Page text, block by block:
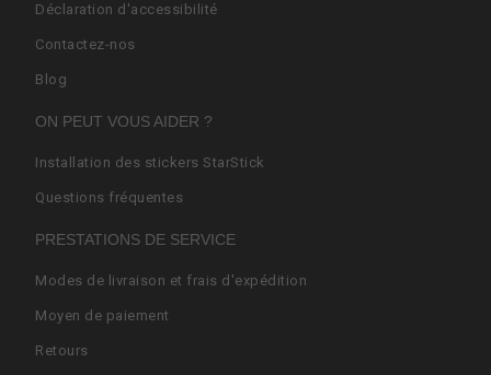
Déclaration d'accessibilité
Contactez-nos
Blog
ON PEUT VOUS AIDER ?
Installation des stickers StarStick
Questions fréquentes
PRESTATIONS DE SERVICE
Modes de livraison et frais d'expédition
Moyen de paiement
Retours